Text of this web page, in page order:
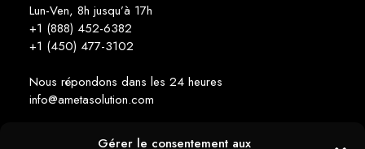
Gérer le consentement aux
Lun-Ven, 8h jusqu’à 17h
+1 (888) 452-6382
+1 (450) 477­-3102
Nous répondons dans les 24 heures
info@ametasolution.com
RESTEZ INFORMÉ